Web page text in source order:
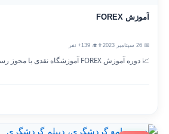
آموزش FOREX
👨‍🎓 139+ نفر
📈 دوره آموزش FOREX آموزشگاه نقدی با مجوز رسمی از سازمان آموزش...